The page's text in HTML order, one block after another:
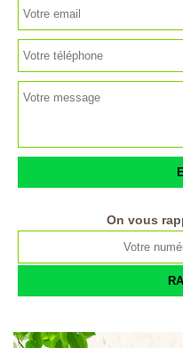
On vous